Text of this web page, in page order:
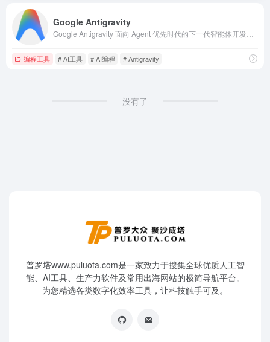
Google Antigravity
编程工具 # AI工具 # AI编程 # Antigravity
没有了
普罗塔www.puluota.com是一家致力于搜集全球优质人工智
能、AI工具、生产力软件及常用出海网站的极简导航平台。
为您精选各类数字化效率工具，让科技触手可及。